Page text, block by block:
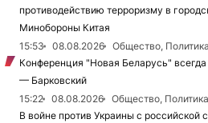
противодействию терроризму в
Минобороны Китая
15:53
08.08.2026
Общество, Политика
Конференция "Новая Беларусь" всегда
— Барковский
15:22
08.08.2026
Общество, Политика
В войне против Украины с российской